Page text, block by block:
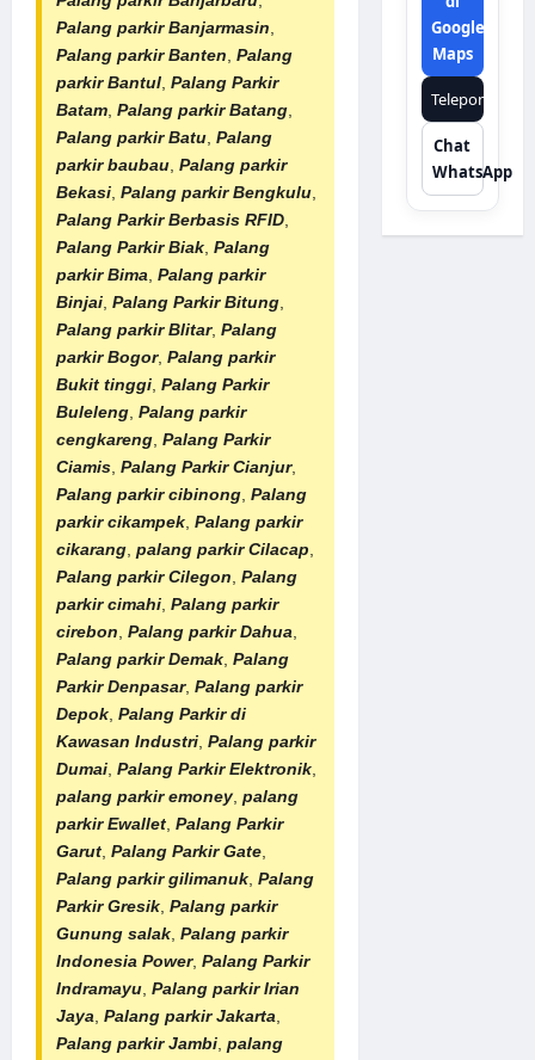
Palang parkir Banjarmasin,
Palang parkir Banten, Palang
parkir Bantul, Palang Parkir
Batam, Palang parkir Batang,
Palang parkir Batu, Palang
parkir baubau, Palang parkir
Bekasi, Palang parkir Bengkulu,
Palang Parkir Berbasis RFID,
Palang Parkir Biak, Palang
parkir Bima, Palang parkir
Binjai, Palang Parkir Bitung,
Palang parkir Blitar, Palang
parkir Bogor, Palang parkir
Bukit tinggi, Palang Parkir
Buleleng, Palang parkir
cengkareng, Palang Parkir
Ciamis, Palang Parkir Cianjur,
Palang parkir cibinong, Palang
parkir cikampek, Palang parkir
cikarang, palang parkir Cilacap,
Palang parkir Cilegon, Palang
parkir cimahi, Palang parkir
cirebon, Palang parkir Dahua,
Palang parkir Demak, Palang
Parkir Denpasar, Palang parkir
Depok, Palang Parkir di
Kawasan Industri, Palang parkir
Dumai, Palang Parkir Elektronik,
palang parkir emoney, palang
parkir Ewallet, Palang Parkir
Garut, Palang Parkir Gate,
Palang parkir gilimanuk, Palang
Parkir Gresik, Palang parkir
Gunung salak, Palang parkir
Indonesia Power, Palang Parkir
Indramayu, Palang parkir Irian
Jaya, Palang parkir Jakarta,
Palang parkir Jambi, palang
Google
Maps
Telepon
Chat
WhatsApp